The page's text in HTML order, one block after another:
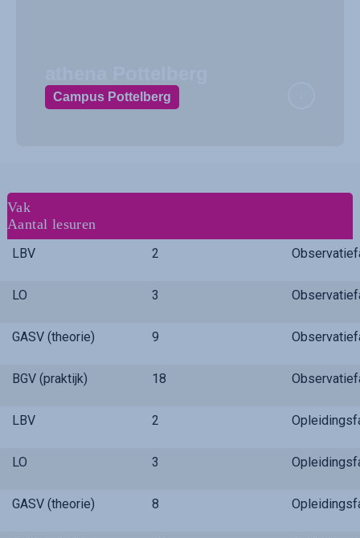
Campus Pottelberg
Vak
Aantal lesuren
LBV 2
LO 3
GASV (theorie) 9
BGV (praktijk) 18
LBV 2
LO 3
GASV (theorie) 8